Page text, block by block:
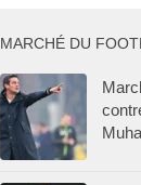
MARCHÉ DU